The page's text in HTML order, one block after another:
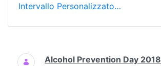
Intervallo Personalizzato…
Ricerca
Alcohol Prevention Day 2018